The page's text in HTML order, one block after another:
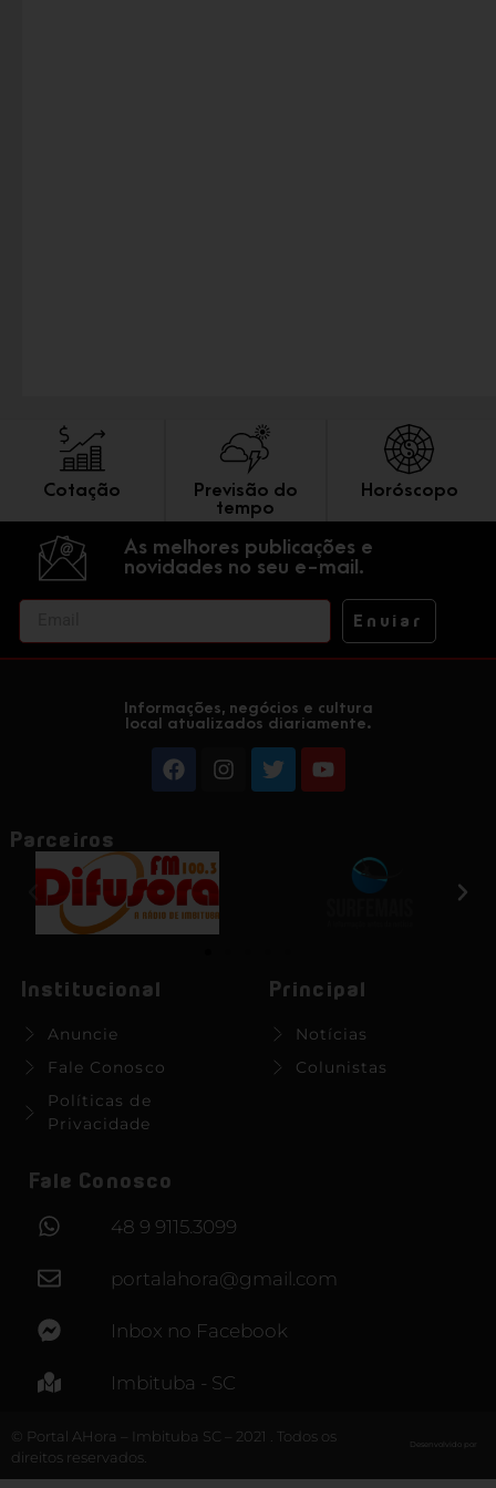
Cotação
Previsão do
tempo
Horóscopo
As melhores publicações e
novidades no seu e-mail.
Enviar
Informações, negócios e cultura
local atualizados diariamente.
Parceiros
Institucional
Anuncie
Fale Conosco
Políticas de
Privacidade
Principal
Notícias
Colunistas
Fale Conosco
48 9 9115.3099
portalahora@gmail.com
Inbox no Facebook
Imbituba - SC
© Portal AHora – Imbituba SC – 2021 . Todos os
direitos reservados.
Desenvolvido por